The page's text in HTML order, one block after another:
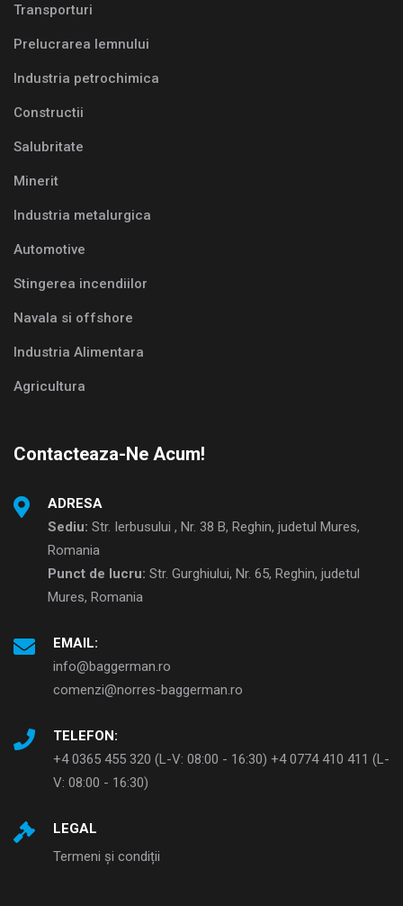
Transporturi
Prelucrarea lemnului
Industria petrochimica
Constructii
Salubritate
Minerit
Industria metalurgica
Automotive
Stingerea incendiilor
Navala si offshore
Industria Alimentara
Agricultura
Contacteaza-Ne Acum!
ADRESA
Sediu: Str. Ierbusului , Nr. 38 B, Reghin, judetul Mures,
Romania
Punct de lucru: Str. Gurghiului, Nr. 65, Reghin, judetul
Mures, Romania
EMAIL:
info@baggerman.ro
comenzi@norres-baggerman.ro
TELEFON:
+4 0365 455 320 (L-V: 08:00 - 16:30) +4 0774 410 411 (L-
V: 08:00 - 16:30)
LEGAL
Termeni și condiții